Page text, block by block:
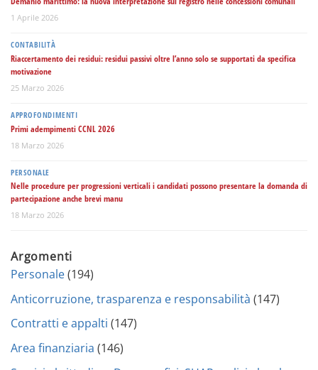
1 Aprile 2026
CONTABILITÀ
Riaccertamento dei residui: residui passivi oltre l’anno solo se supportati da specifica
motivazione
25 Marzo 2026
APPROFONDIMENTI
Primi adempimenti CCNL 2026
18 Marzo 2026
PERSONALE
Nelle procedure per progressioni verticali i candidati possono presentare la domanda di
partecipazione anche brevi manu
18 Marzo 2026
Argomenti
Personale(194)
Anticorruzione, trasparenza e responsabilità (147)
Contratti e appalti (147)
Area finanziaria (146)